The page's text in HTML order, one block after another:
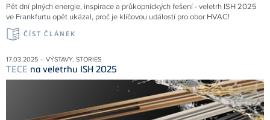
Pět dní plných energie, inspirace a průkopnických řešení - veletrh ISH 2025
ve Frankfurtu opět ukázal, proč je klíčovou událostí pro obor HVAC!
ČÍST ČLÁNEK
17.03.2025 – VÝSTAVY, STORIES
TECE na veletrhu ISH 2025